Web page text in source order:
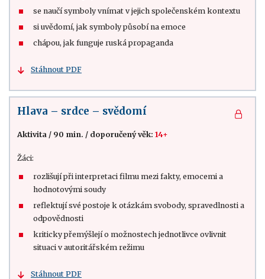
se naučí symboly vnímat v jejich společenském kontextu
si uvědomí, jak symboly působí na emoce
chápou, jak funguje ruská propaganda
Stáhnout PDF
Hlava – srdce – svědomí
Aktivita / 90 min. / doporučený věk: 14+
Žáci:
rozlišují při interpretaci filmu mezi fakty, emocemi a
hodnotovými soudy
reflektují své postoje k otázkám svobody, spravedlnosti a
odpovědnosti
kriticky přemýšlejí o možnostech jednotlivce ovlivnit
situaci v autoritářském režimu
Stáhnout PDF